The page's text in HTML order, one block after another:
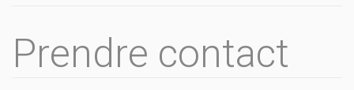
Prendre contact